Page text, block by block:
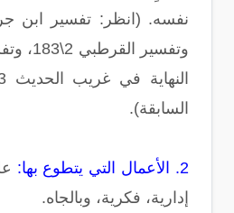
السابقة).
2. الأعمال التي يتطوع بها:
إدارية، فكرية، وبالجاه.